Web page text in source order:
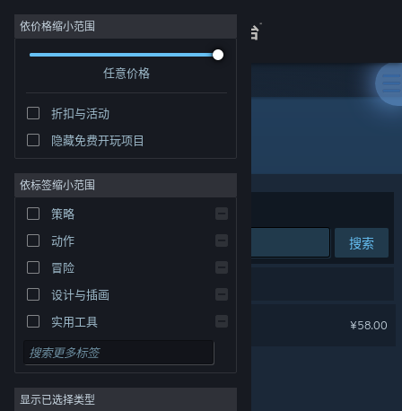
登录
关于
客服
依价格缩小范围
任意价格
折扣与活动
隐藏免费开玩项目
依标签缩小范围
策略
动作
冒险
设计与插画
实用工具
免费开玩
角色扮演
大型多人在线
显示已选择类型
开发者: Fancy Fish Games
排序依据 相关性
搜索
1 个匹配的搜索结果。
¥58.00